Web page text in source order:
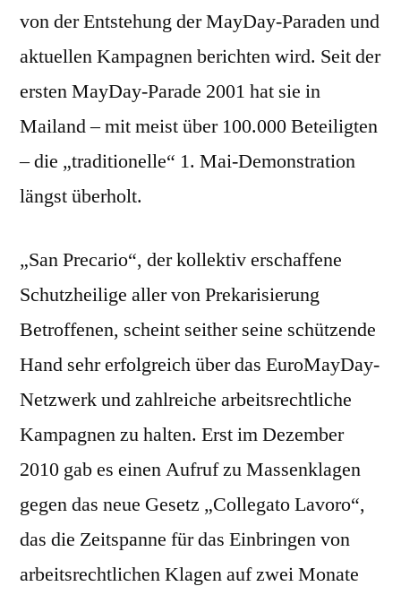
von der Entstehung der MayDay-Paraden und
aktuellen Kampagnen berichten wird. Seit der
ersten MayDay-Parade 2001 hat sie in
Mailand – mit meist über 100.000 Beteiligten
– die „traditionelle“ 1. Mai-Demonstration
längst überholt.
„San Precario“, der kollektiv erschaffene
Schutzheilige aller von Prekarisierung
Betroffenen, scheint seither seine schützende
Hand sehr erfolgreich über das EuroMayDay-
Netzwerk und zahlreiche arbeitsrechtliche
Kampagnen zu halten. Erst im Dezember
2010 gab es einen Aufruf zu Massenklagen
gegen das neue Gesetz „Collegato Lavoro“,
das die Zeitspanne für das Einbringen von
arbeitsrechtlichen Klagen auf zwei Monate